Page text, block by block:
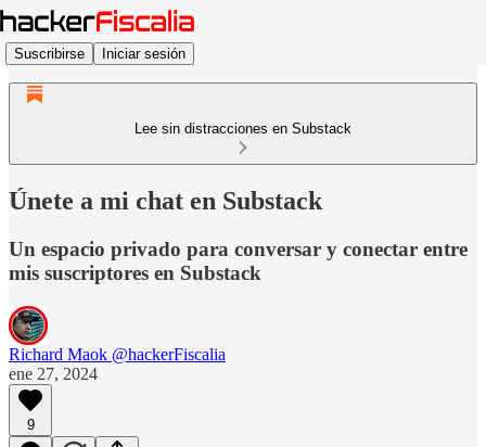
Suscribirse Iniciar sesión
Lee sin distracciones en Substack
Únete a mi chat en Substack
Un espacio privado para conversar y conectar entre
mis suscriptores en Substack
Richard Maok @hackerFiscalia
ene 27, 2024
9